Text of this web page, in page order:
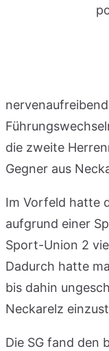
die zweite
Gegner aus
Im Vorfeld hatte
aufgrund einer
Sport-Union 2
Dadurch hatte
bis dahin
Neckarelz
Die SG fand den